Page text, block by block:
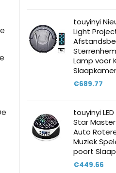
touyinyi
Light
Lamp voor
€689.77
touyinyi
Star
Auto
Muziek
poort
€449.66